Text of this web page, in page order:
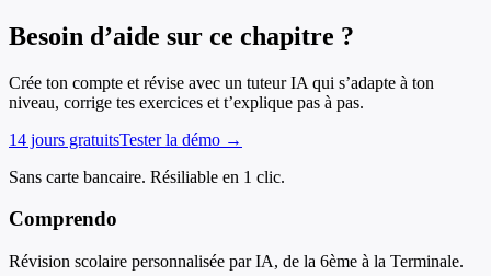
Besoin d’aide sur ce chapitre ?
Crée ton compte et révise avec un tuteur IA qui s’adapte à ton
niveau, corrige tes exercices et t’explique pas à pas.
14 jours gratuitsTester la démo →
Sans carte bancaire. Résiliable en 1 clic.
Comprendo
Révision scolaire personnalisée par IA, de la 6ème à la Terminale.